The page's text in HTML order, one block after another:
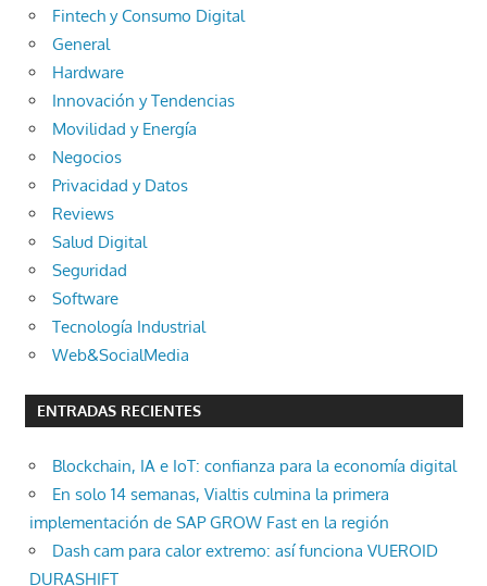
Fintech y Consumo Digital
General
Hardware
Innovación y Tendencias
Movilidad y Energía
Negocios
Privacidad y Datos
Reviews
Salud Digital
Seguridad
Software
Tecnología Industrial
Web&SocialMedia
ENTRADAS RECIENTES
Blockchain, IA e IoT: confianza para la economía digital
En solo 14 semanas, Vialtis culmina la primera
implementación de SAP GROW Fast en la región
Dash cam para calor extremo: así funciona VUEROID
DURASHIFT